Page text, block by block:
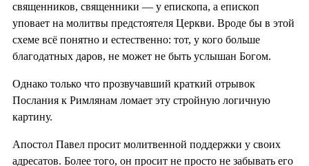
священников, священники — у епископа, а епископ
уповает на молитвы предстоятеля Церкви. Вроде бы в этой
схеме всё понятно и естественно: тот, у кого больше
благодатных даров, не может не быть услышан Богом.
Однако только что прозвучавший краткий отрывок
Послания к Римлянам ломает эту стройную логичную
картину.
Апостол Павел просит молитвенной поддержки у своих
адресатов. Более того, он просит не просто не забывать его